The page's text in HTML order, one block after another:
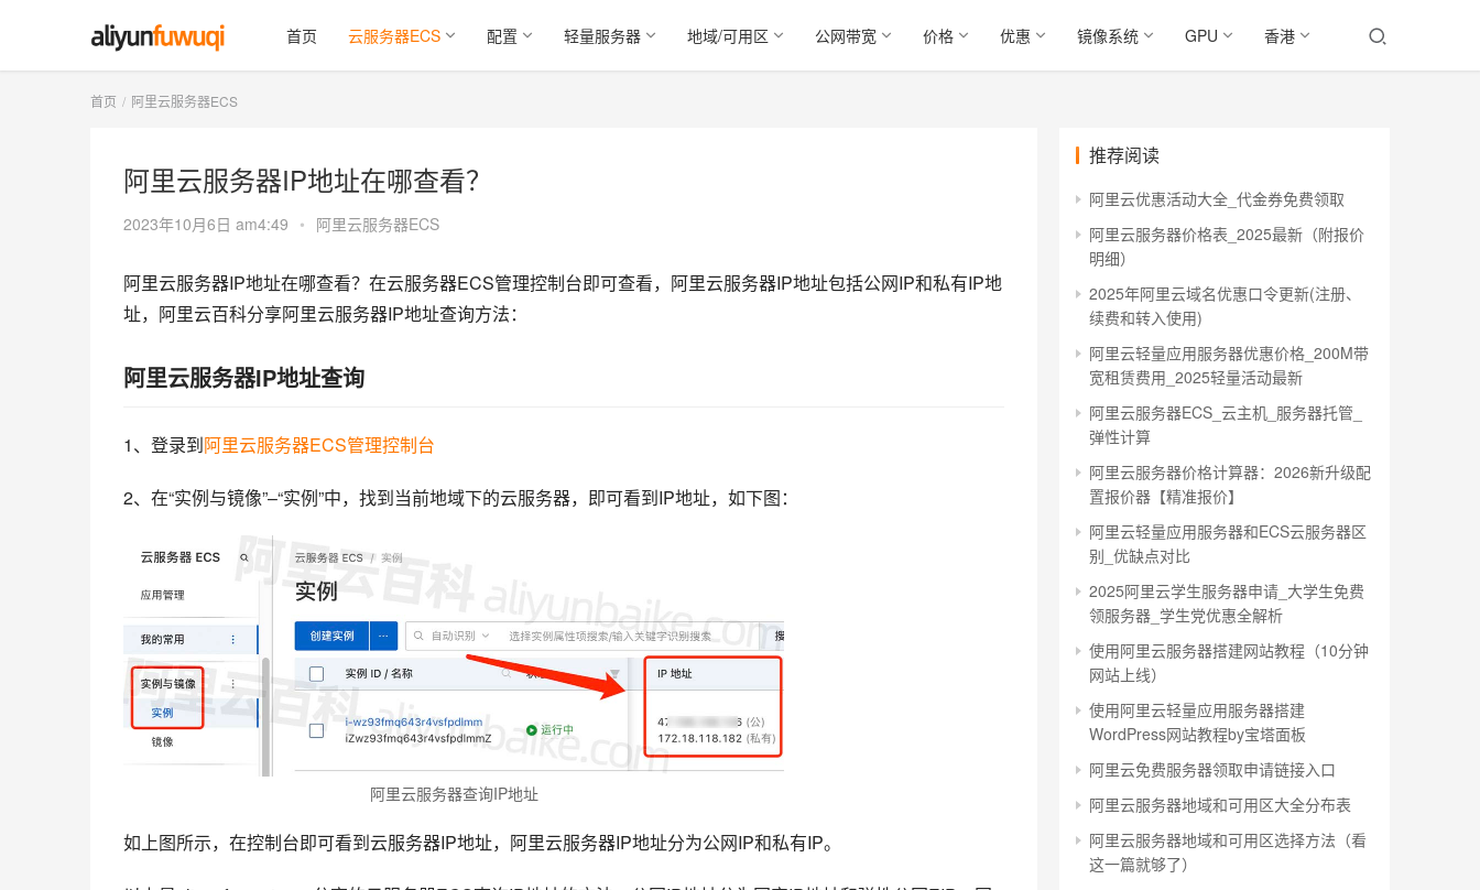
首页 云服务器ECS 配置 轻量服务器 地域/可用区 公网带宽 价格 优惠 镜像系统 GPU 香港
首页 阿里云服务器ECS
阿里云服务器IP地址在哪查看？
2023年10月6日 am4:49 • 阿里云服务器ECS
阿里云服务器IP地址在哪查看？在云服务器ECS管理控制台即可查看，阿里云服务器IP地址包括公网IP和私有IP地
址，阿里云百科分享阿里云服务器IP地址查询方法：
阿里云服务器IP地址查询
1、登录到阿里云服务器ECS管理控制台
2、在“实例与镜像”–“实例”中，找到当前地域下的云服务器，即可看到IP地址，如下图：
阿里云服务器查询IP地址
如上图所示，在控制台即可看到云服务器IP地址，阿里云服务器IP地址分为公网IP和私有IP。
推荐阅读
阿里云优惠活动大全_代金券免费领取
阿里云服务器价格表_2025最新（附报价
明细）
2025年阿里云域名优惠口令更新(注册、
续费和转入使用)
阿里云轻量应用服务器优惠价格_200M带
宽租赁费用_2025轻量活动最新
阿里云服务器ECS_云主机_服务器托管_
弹性计算
阿里云服务器价格计算器：2026新升级配
置报价器【精准报价】
阿里云轻量应用服务器和ECS云服务器区
别_优缺点对比
2025阿里云学生服务器申请_大学生免费
领服务器_学生党优惠全解析
使用阿里云服务器搭建网站教程（10分钟
网站上线）
使用阿里云轻量应用服务器搭建
WordPress网站教程by宝塔面板
阿里云免费服务器领取申请链接入口
阿里云服务器地域和可用区大全分布表
阿里云服务器地域和可用区选择方法（看
这一篇就够了）